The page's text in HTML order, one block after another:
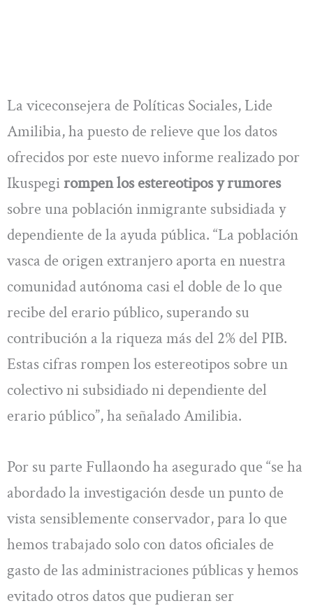
La viceconsejera de Políticas Sociales, Lide
Amilibia, ha puesto de relieve que los datos
ofrecidos por este nuevo informe realizado por
Ikuspegi rompen los estereotipos y rumores
sobre una población inmigrante subsidiada y
dependiente de la ayuda pública. “La población
vasca de origen extranjero aporta en nuestra
comunidad autónoma casi el doble de lo que
recibe del erario público, superando su
contribución a la riqueza más del 2% del PIB.
Estas cifras rompen los estereotipos sobre un
colectivo ni subsidiado ni dependiente del
erario público”, ha señalado Amilibia.
Por su parte Fullaondo ha asegurado que “se ha
abordado la investigación desde un punto de
vista sensiblemente conservador, para lo que
hemos trabajado solo con datos oficiales de
gasto de las administraciones públicas y hemos
evitado otros datos que pudieran ser